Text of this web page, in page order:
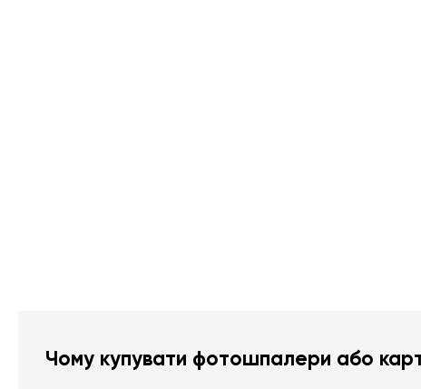
Чому купувати фотошпалери або